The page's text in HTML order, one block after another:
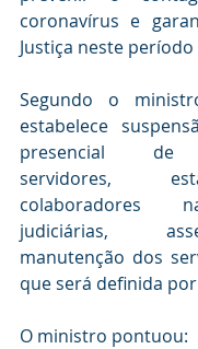
coronavírus e
Justiça neste
Segundo o
estabelece
presencial de
servidores,
colaboradores
judiciárias,
manutenção dos
que será definida
O ministro pontuou: